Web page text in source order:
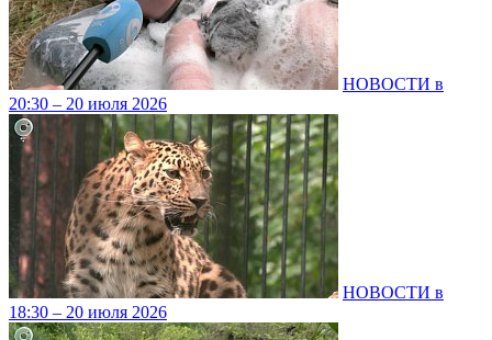
НОВОСТИ в
20:30 – 20 июля 2026
НОВОСТИ в
18:30 – 20 июля 2026